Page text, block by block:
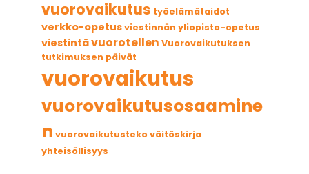
vuorovaikutus työelämätaidot
verkko-opetusviestinnän yliopisto-opetus
viestintävuorotellen Vuorovaikutuksen
tutkimuksen päivät
vuorovaikutus
vuorovaikutusosaamine
n vuorovaikutustekoväitöskirja
yhteisöllisyys